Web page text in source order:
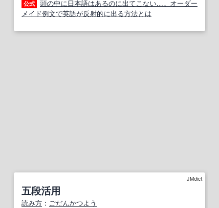
公式 頭の中に日本語はあるのに出てこない…。オーダー
メイド例文で英語が反射的に出る方法とは
JMdict
五段活用
読み方 ： ごだんかつよう